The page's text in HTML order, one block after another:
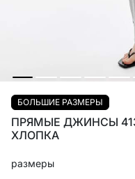
БОЛЬШИЕ РАЗМЕРЫ
ПРЯМЫЕ ДЖИНСЫ
ХЛОПКА
размеры